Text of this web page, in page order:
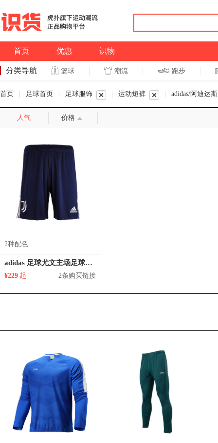
首页 优惠 识物
分类导航 篮球 潮流 跑步
首页 足球首页 足球服饰 运动短裤 adidas/阿迪达斯
人气 价格
2种配色
adidas 足球尤文主场足球运动短裤 EI9899
¥229 起 2条购买链接